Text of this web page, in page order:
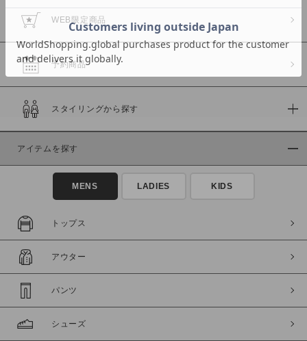
商品タイプ
通常商品
セール価格
在庫
在庫あり
WEB限定商品
予約商品
スタイリングから探す
アイテムを探す
MENS LADIES KIDS
トップス
アウター
パンツ
シューズ